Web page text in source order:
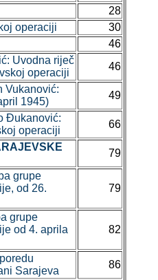
28
operaciji
30
46
Uvodna riječ
operaciji
46
Vukanović:
1945)
49
Đukanović:
operaciji
66
79
grupe
od 26.
79
grupe
od 4. aprila
82
Sarajeva
86